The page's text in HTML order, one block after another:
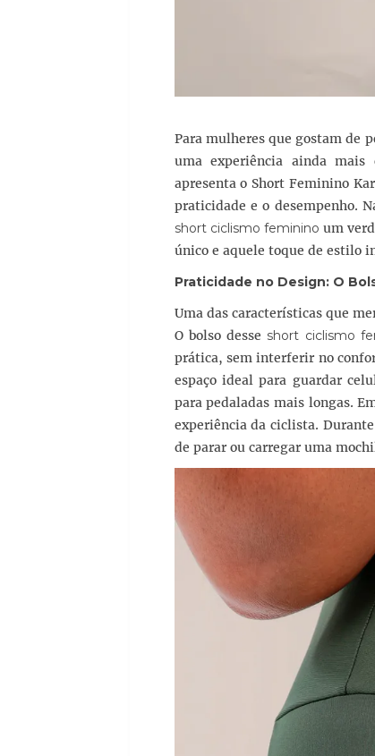
Para mulheres que gostam de
uma experiência ainda mais
apresenta o Short Feminino
praticidade e o desempenho.
short ciclismo feminino um
único e aquele toque de estilo
Praticidade no Design: O
Uma das características que
O bolso desse short ciclismo
prática, sem interferir no
espaço ideal para guardar
para pedaladas mais longas.
experiência da ciclista.
de parar ou carregar uma